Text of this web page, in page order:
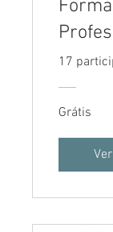
Yoga
17
Grátis